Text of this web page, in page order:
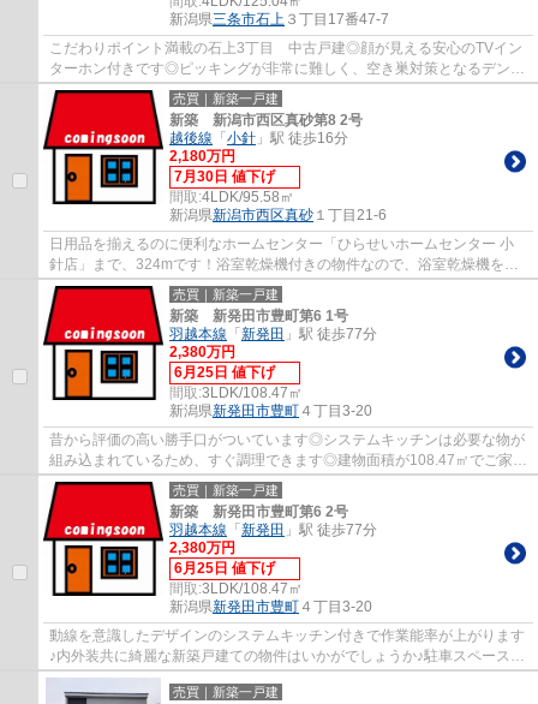
新潟県三条市石上 ３丁目17番47-7
こだわりポイント満載の石上3丁目 中古戸建◎顔が見える安心のTVイン
ターホン付きです◎ピッキングが非常に難しく、空き巣対策となるデンプ
ルキー式です◎建物面積125.04㎡以上あるので...
売買｜新築一戸建
新築 新潟市西区真砂第8 2号
越後線 「 小針 」駅 徒歩16分
2,180万円
7月30日 値下げ
間取:4LDK/95.58㎡
新潟県新潟市西区真砂 １丁目21-6
日用品を揃えるのに便利なホームセンター「ひらせいホームセンター 小
針店」まで、324mです！浴室乾燥機付きの物件なので、浴室乾燥機をつ
けて湿気を除去すればカビの発生を予防できま...
売買｜新築一戸建
新築 新発田市豊町第6 1号
羽越本線 「 新発田 」駅 徒歩77分
2,380万円
6月25日 値下げ
間取:3LDK/108.47㎡
新潟県新発田市豊町 ４丁目3-20
昔から評価の高い勝手口がついています◎システムキッチンは必要な物が
組み込まれているため、すぐ調理できます◎建物面積が108.47㎡でご家族
での生活にも十分な広さの物件はこちらです◎...
売買｜新築一戸建
新築 新発田市豊町第6 2号
羽越本線 「 新発田 」駅 徒歩77分
2,380万円
6月25日 値下げ
間取:3LDK/108.47㎡
新潟県新発田市豊町 ４丁目3-20
動線を意識したデザインのシステムキッチン付きで作業能率が上がります
♪内外装共に綺麗な新築戸建ての物件はいかがでしょうか♪駐車スペース3
台あるので来客時も安心♪これから先、どん...
売買｜新築一戸建